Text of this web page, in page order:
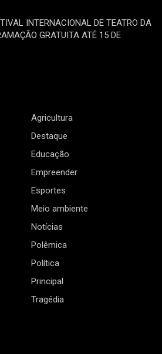
INTERNACIONAL DE TEATRO DA
GRATUITA ATÉ 15 DE
Agricultura
Destaque
Educação
Empreender
Esportes
Meio ambiente
Notícias
Polêmica
Política
Principal
Tragédia